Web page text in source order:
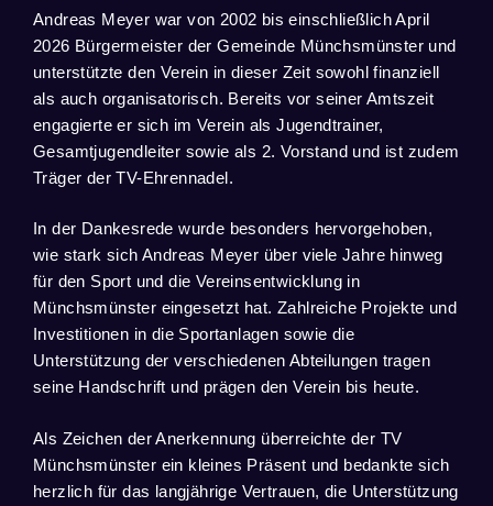
Andreas Meyer war von 2002 bis einschließlich April
2026 Bürgermeister der Gemeinde Münchsmünster und
unterstützte den Verein in dieser Zeit sowohl finanziell
als auch organisatorisch. Bereits vor seiner Amtszeit
engagierte er sich im Verein als Jugendtrainer,
Gesamtjugendleiter sowie als 2. Vorstand und ist zudem
Träger der TV-Ehrennadel.
In der Dankesrede wurde besonders hervorgehoben,
wie stark sich Andreas Meyer über viele Jahre hinweg
für den Sport und die Vereinsentwicklung in
Münchsmünster eingesetzt hat. Zahlreiche Projekte und
Investitionen in die Sportanlagen sowie die
Unterstützung der verschiedenen Abteilungen tragen
seine Handschrift und prägen den Verein bis heute.
Als Zeichen der Anerkennung überreichte der TV
Münchsmünster ein kleines Präsent und bedankte sich
herzlich für das langjährige Vertrauen, die Unterstützung